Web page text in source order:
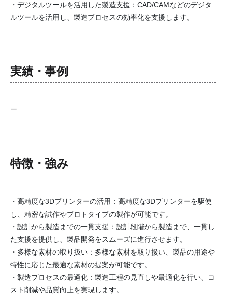
・デジタルツールを活用した製造支援：CAD/CAMなどのデジタ
ルツールを活用し、製造プロセスの効率化を支援します。
実績・事例
ー
特徴・強み
・高精度な3Dプリンターの活用：高精度な3Dプリンターを駆使
し、精密な試作やプロトタイプの製作が可能です。
・設計から製造までの一貫支援：設計段階から製造まで、一貫し
た支援を提供し、製品開発をスムーズに進行させます。
・多様な素材の取り扱い：多様な素材を取り扱い、製品の用途や
特性に応じた最適な素材の提案が可能です。
・製造プロセスの最適化：製造工程の見直しや最適化を行い、コ
スト削減や品質向上を実現します。